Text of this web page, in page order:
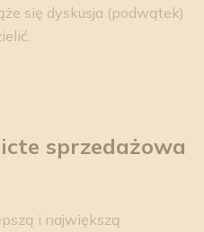
się dyskusja (podwątek)
sprzedażowa
i największą